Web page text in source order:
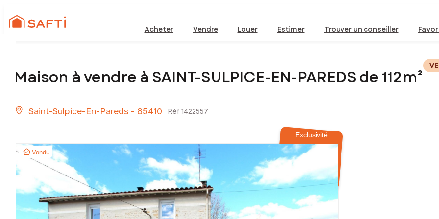
Acheter Vendre Louer Estimer Trouver un conseiller
Maison à vendre à SAINT-SULPICE-EN-PAREDS de 112m²
Saint-Sulpice-En-Pareds - 85410 Réf 1422557
Exclusivité
Vendu